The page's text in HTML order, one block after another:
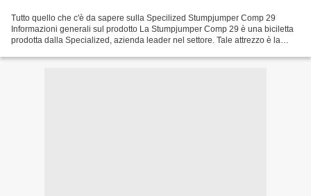
Tutto quello che c'è da sapere sulla Specilized Stumpjumper Comp 29
Informazioni generali sul prodotto La Stumpjumper Comp 29 è una biciletta
prodotta dalla Specialized, azienda leader nel settore. Tale attrezzo è la